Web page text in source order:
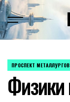
Skip
to
content
POSTED
ПРОСПЕКТ МЕТАЛЛУРГОВ
Физики